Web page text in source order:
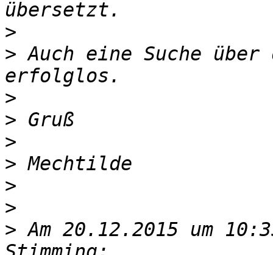
>
> Auch eine Suche
>
>
>
>
>
>
> Am 20.12.2015 um